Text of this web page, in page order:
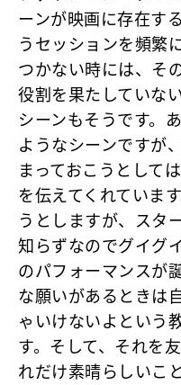
ーンが映画に存在す
うセッションを頻繁
つかない時には、そ
役割を果たしていな
シーンもそうです。
ようなシーンですが
まっておこうとして
を伝えてくれていま
うとしますが、スタ
知らずなのでグイグ
のパフォーマンスが
な願いがあるときは
ゃいけないよという
す。そして、それを
れだけ素晴らしいこ